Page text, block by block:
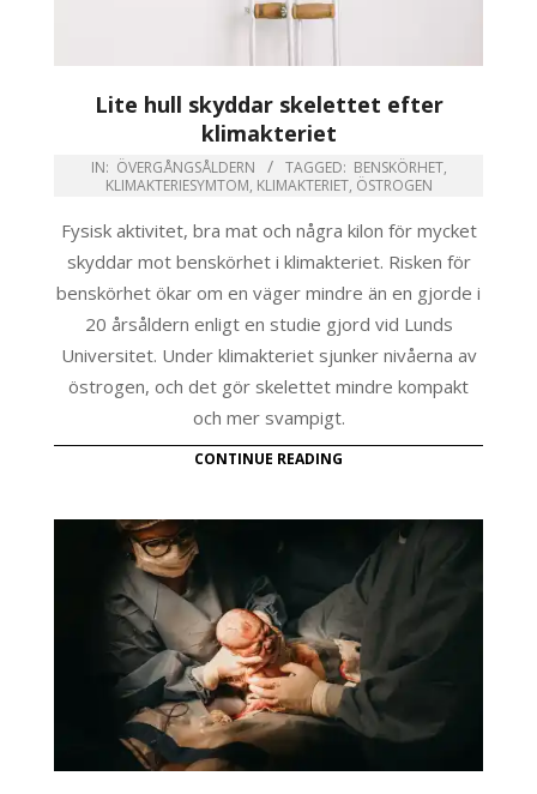
Lite hull skyddar skelettet efter
klimakteriet
IN: ÖVERGÅNGSÅLDERN TAGGED: BENSKÖRHET,
KLIMAKTERIESYMTOM, KLIMAKTERIET, ÖSTROGEN
Fysisk aktivitet, bra mat och några kilon för mycket
skyddar mot benskörhet i klimakteriet. Risken för
benskörhet ökar om en väger mindre än en gjorde i
20 årsåldern enligt en studie gjord vid Lunds
Universitet. Under klimakteriet sjunker nivåerna av
östrogen, och det gör skelettet mindre kompakt
och mer svampigt.
CONTINUE READING